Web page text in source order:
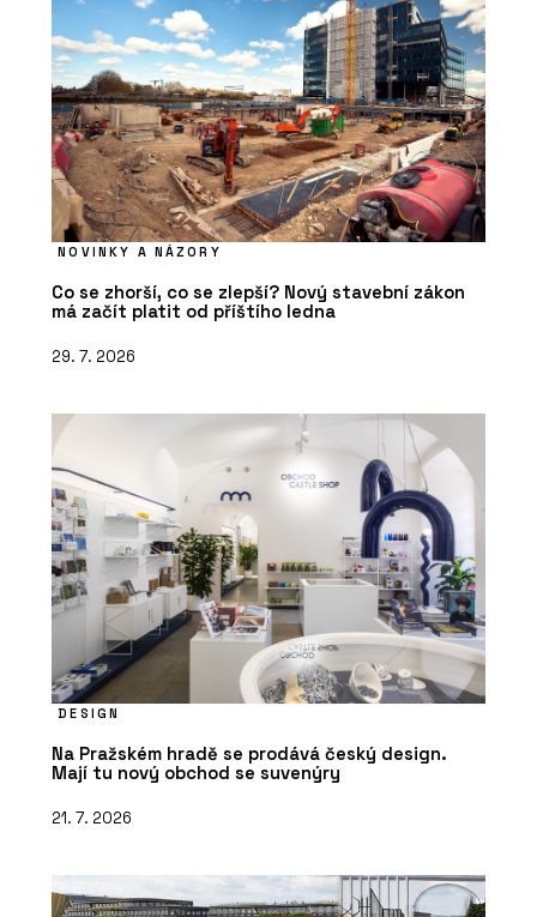
NOVINKY A NÁZORY
Co se zhorší, co se zlepší? Nový stavební zákon
má začít platit od příštího ledna
29. 7. 2026
DESIGN
Na Pražském hradě se prodává český design.
Mají tu nový obchod se suvenýry
21. 7. 2026